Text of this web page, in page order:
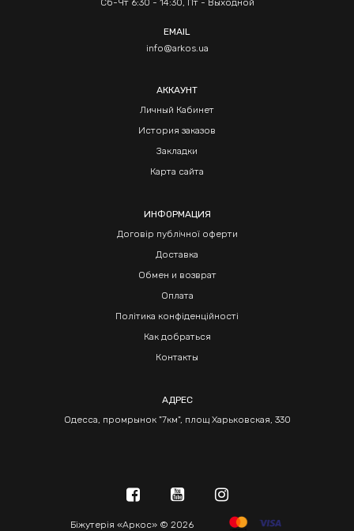
Сб-Чт 6:30 - 14:30, Пт - Выходной
EMAIL
info@arkos.ua
АККАУНТ
Личный Кабинет
История заказов
Закладки
Карта сайта
ИНФОРМАЦИЯ
Договір публічної оферти
Доставка
Обмен и возврат
Оплата
Політика конфіденційності
Как добраться
Контакты
АДРЕС
Одесса, промрынок "7км", площ Харьковская, 330
Біжутерія «Аркос» © 2026